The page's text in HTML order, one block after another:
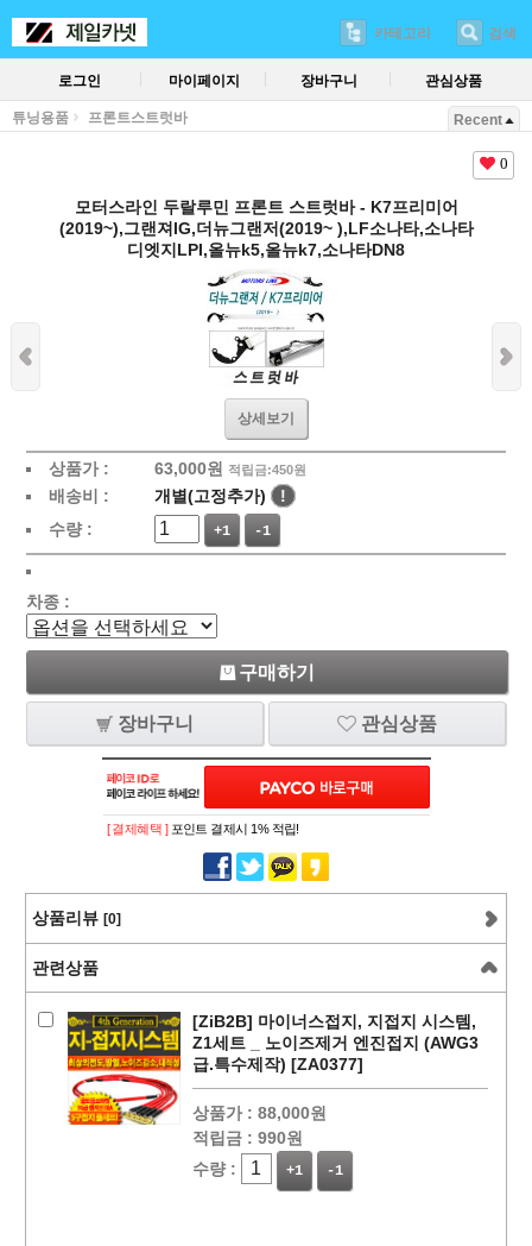
카테고리 검색
로그인 마이페이지 장바구니 관심상품
튜닝용품 프론트스트럿바 Recent
0
모터스라인 두랄루민 프론트 스트럿바 - K7프리미어
(2019~),그랜져IG,더뉴그랜저(2019~ ),LF소나타,소나타
디엣지LPI,올뉴k5,올뉴k7,소나타DN8
상세보기
상품가 : 63,000원 적립금:450원
배송비 : 개별(고정추가)
!
수량 :
+1 -1
차종 :
구매하기
장바구니 관심상품
[ 결제혜택 ] 포인트 결제시 1% 적립!
상품리뷰 [0]
관련상품
[ZiB2B] 마이너스접지, 지접지 시스템,
Z1세트 _ 노이즈제거 엔진접지 (AWG3
급.특수제작) [ZA0377]
상품가 : 88,000원
적립금 : 990원
수량 :
+1 -1